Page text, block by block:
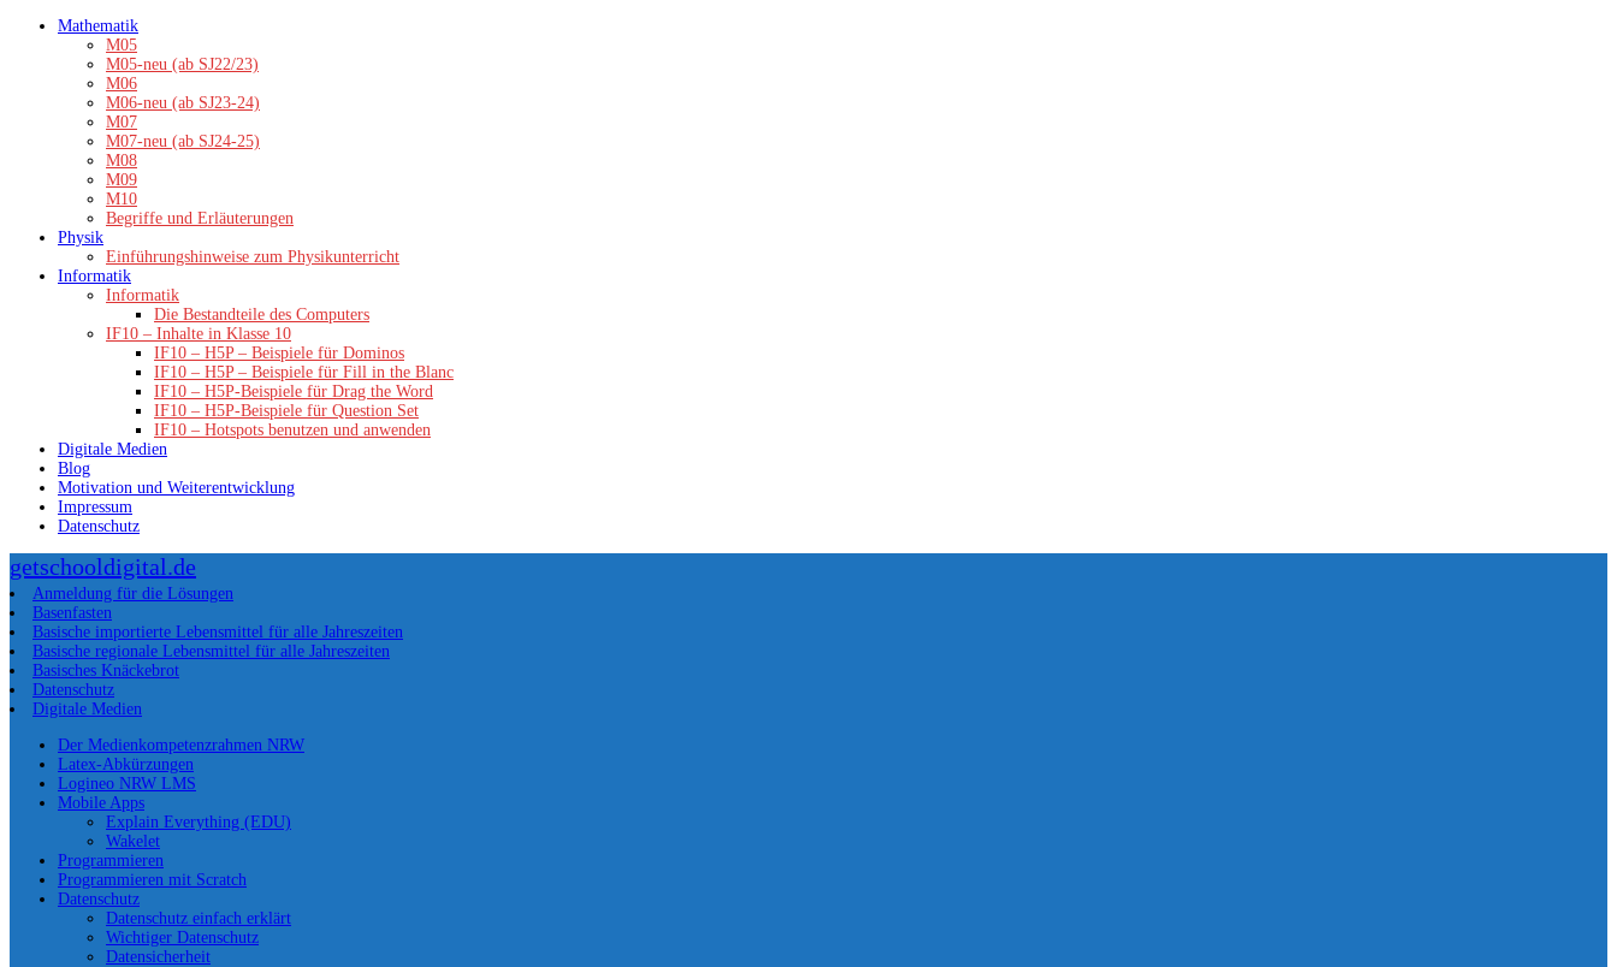
Zum
Mathematik
M05
M05-neu (ab SJ22/23)
M06
M06-neu (ab SJ23-24)
M07
M07-neu (ab SJ24-25)
M08
M09
M10
Begriffe und Erläuterungen
Physik
Einführungshinweise zum Physikunterricht
Informatik
Informatik
Die Bestandteile des Computers
IF10 – Inhalte in Klasse 10
IF10 – H5P – Beispiele für Dominos
IF10 – H5P – Beispiele für Fill in the Blanc
IF10 – H5P-Beispiele für Drag the Word
IF10 – H5P-Beispiele für Question Set
IF10 – Hotspots benutzen und anwenden
Digitale Medien
Blog
Motivation und Weiterentwicklung
Impressum
Datenschutz
getschooldigital.de
Anmeldung für die Lösungen
Basenfasten
Basische importierte Lebensmittel für alle Jahreszeiten
Basische regionale Lebensmittel für alle Jahreszeiten
Basisches Knäckebrot
Datenschutz
Digitale Medien
Der Medienkompetenzrahmen NRW
Latex-Abkürzungen
Logineo NRW LMS
Mobile Apps
Explain Everything (EDU)
Wakelet
Programmieren
Programmieren mit Scratch
Datenschutz
Datenschutz einfach erklärt
Wichtiger Datenschutz
Datensicherheit